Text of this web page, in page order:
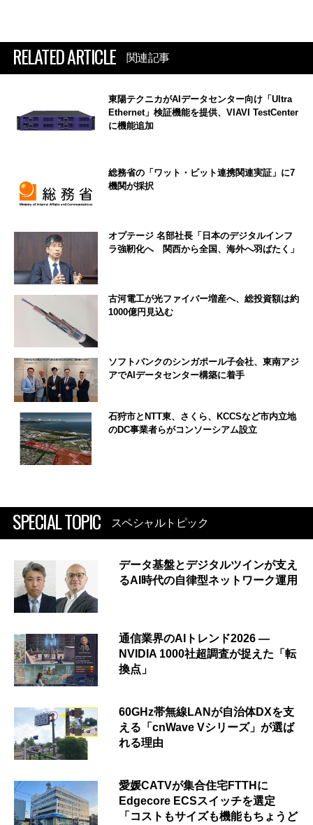
RELATED ARTICLE 関連記事
東陽テクニカがAIデータセンター向け「Ultra
Ethernet」検証機能を提供、VIAVI TestCenter
に機能追加
総務省の「ワット・ビット連携関連実証」に7
機関が採択
オプテージ 名部社長「日本のデジタルインフ
ラ強靭化へ 関西から全国、海外へ羽ばたく」
古河電工が光ファイバー増産へ、総投資額は約
1000億円見込む
ソフトバンクのシンガポール子会社、東南アジ
アでAIデータセンター構築に着手
石狩市とNTT東、さくら、KCCSなど市内立地
のDC事業者らがコンソーシアム設立
SPECIAL TOPIC スペシャルトピック
データ基盤とデジタルツインが支え
るAI時代の自律型ネットワーク運用
通信業界のAIトレンド2026 ―
NVIDIA 1000社超調査が捉えた「転
換点」
60GHz帯無線LANが自治体DXを支
える「cnWave Vシリーズ」が選ば
れる理由
愛媛CATVが集合住宅FTTHに
Edgecore ECSスイッチを選定
「コストもサイズも機能もちょうど